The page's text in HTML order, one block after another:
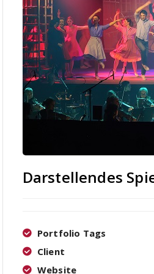
Darstellendes
Portfolio Tags
Client
Website